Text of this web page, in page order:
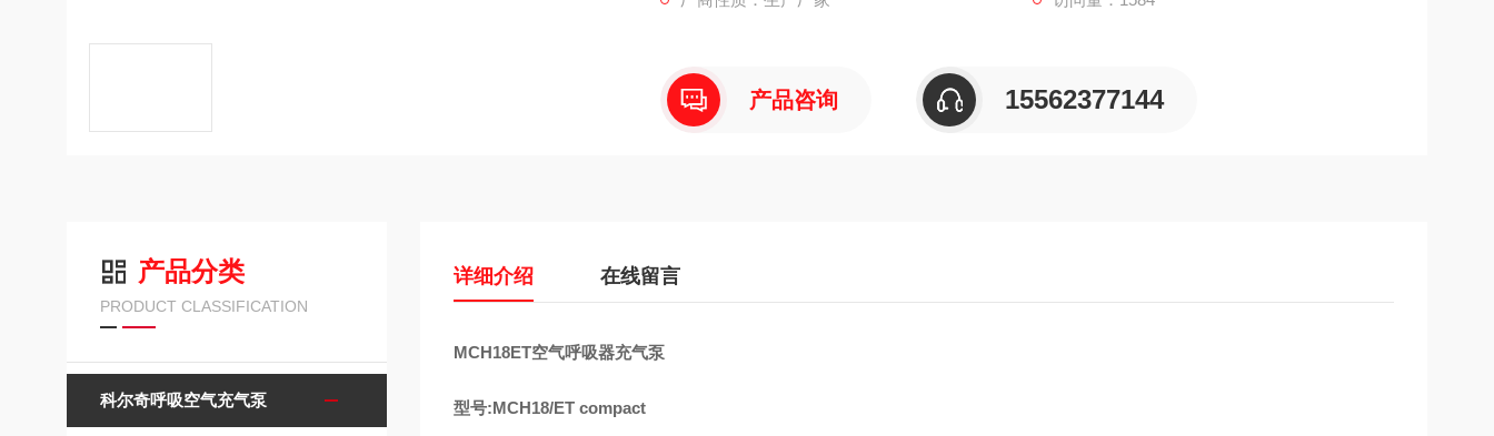
产品咨询 15562377144
产品分类
PRODUCT CLASSIFICATION
科尔奇呼吸空气充气泵
详细介绍 在线留言
MCH18ET空气呼吸器充气泵
型号:MCH18/ET compact